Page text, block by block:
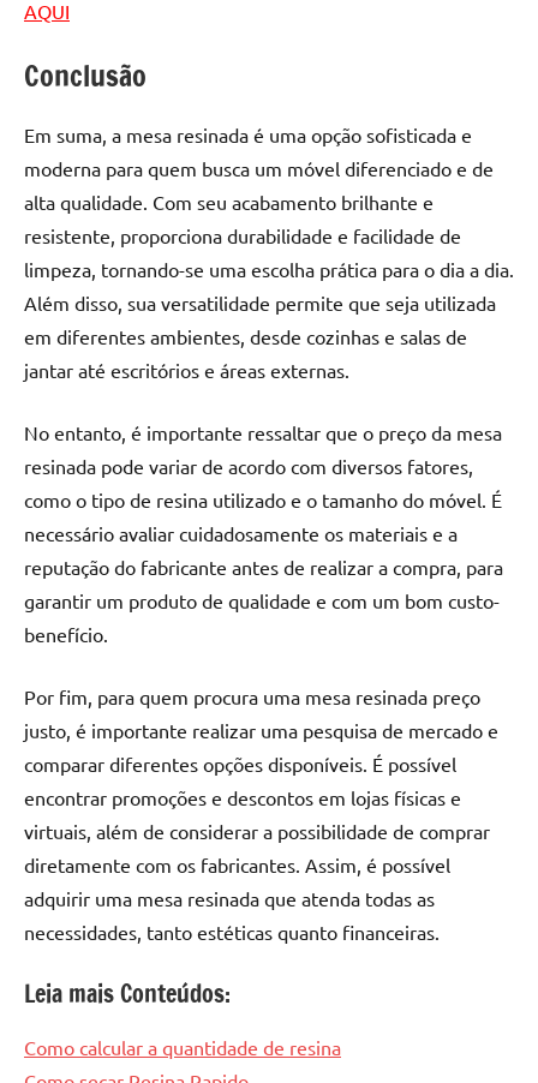
AQUI
Conclusão
Em suma, a mesa resinada é uma opção sofisticada e
moderna para quem busca um móvel diferenciado e de
alta qualidade. Com seu acabamento brilhante e
resistente, proporciona durabilidade e facilidade de
limpeza, tornando-se uma escolha prática para o dia a dia.
Além disso, sua versatilidade permite que seja utilizada
em diferentes ambientes, desde cozinhas e salas de
jantar até escritórios e áreas externas.
No entanto, é importante ressaltar que o preço da mesa
resinada pode variar de acordo com diversos fatores,
como o tipo de resina utilizado e o tamanho do móvel. É
necessário avaliar cuidadosamente os materiais e a
reputação do fabricante antes de realizar a compra, para
garantir um produto de qualidade e com um bom custo-
benefício.
Por fim, para quem procura uma mesa resinada preço
justo, é importante realizar uma pesquisa de mercado e
comparar diferentes opções disponíveis. É possível
encontrar promoções e descontos em lojas físicas e
virtuais, além de considerar a possibilidade de comprar
diretamente com os fabricantes. Assim, é possível
adquirir uma mesa resinada que atenda todas as
necessidades, tanto estéticas quanto financeiras.
Leia mais Conteúdos:
Como calcular a quantidade de resina